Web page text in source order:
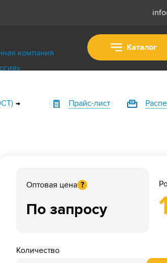
Каталог
Прайс-лист
Оптовая цена ?
По запросу
Количество